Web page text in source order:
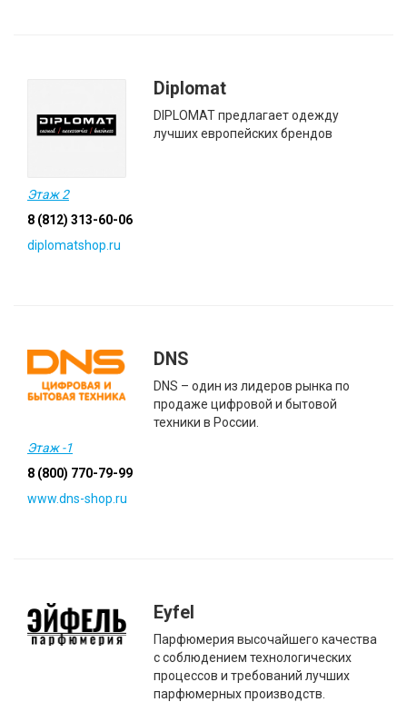
Diplomat
DIPLOMAT предлагает одежду
лучших европейских брендов
Этаж 2
8 (812) 313-60-06
diplomatshop.ru
DNS
DNS – один из лидеров рынка по
продаже цифровой и бытовой
техники в России.
Этаж -1
8 (800) 770-79-99
www.dns-shop.ru
Eyfel
Парфюмерия высочайшего качества
с соблюдением технологических
процессов и требований лучших
парфюмерных производств.